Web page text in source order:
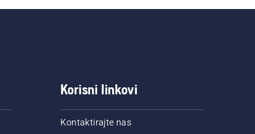
Korisni linkovi
Kontaktirajte nas